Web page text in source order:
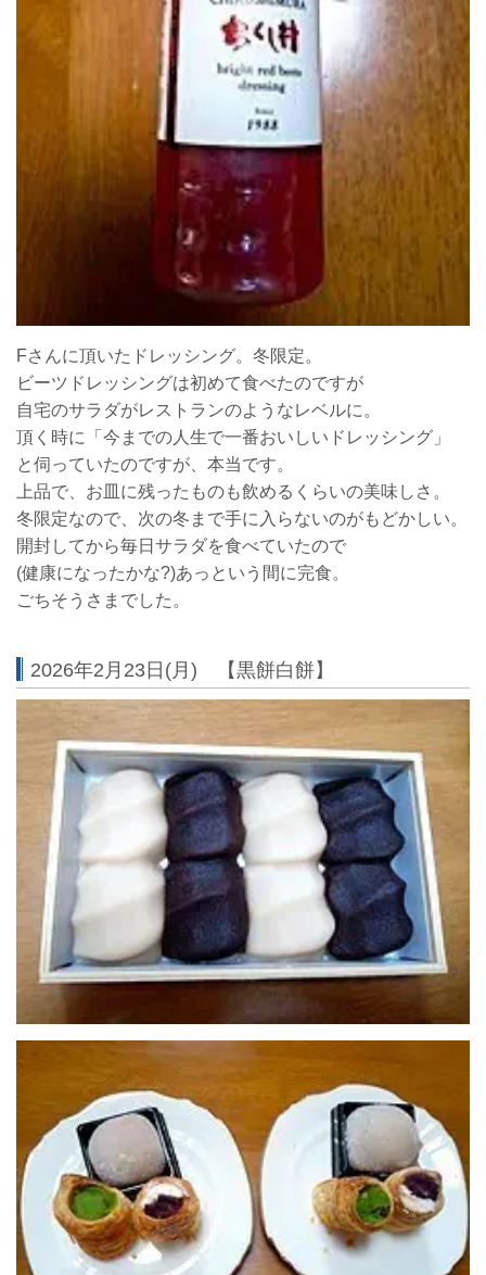
Fさんに頂いたドレッシング。冬限定。
ビーツドレッシングは初めて食べたのですが
自宅のサラダがレストランのようなレベルに。
頂く時に「今までの人生で一番おいしいドレッシング」
と伺っていたのですが、本当です。
上品で、お皿に残ったものも飲めるくらいの美味しさ。
冬限定なので、次の冬まで手に入らないのがもどかしい。
開封してから毎日サラダを食べていたので
(健康になったかな?)あっという間に完食。
ごちそうさまでした。
2026年2月23日(月) 【黒餅白餅】